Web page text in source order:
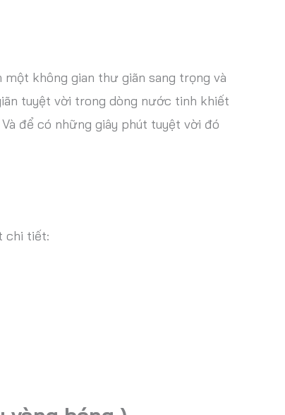
không gian thư giãn sang trọng và
tuyệt vời trong dòng nước tinh khiết
để có những giây phút tuyệt vời đó
chi tiết: